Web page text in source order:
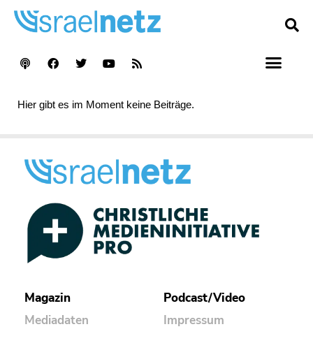
Hier gibt es im Moment keine Beiträge.
Magazin
Mediadaten
Podcast/Video
Impressum